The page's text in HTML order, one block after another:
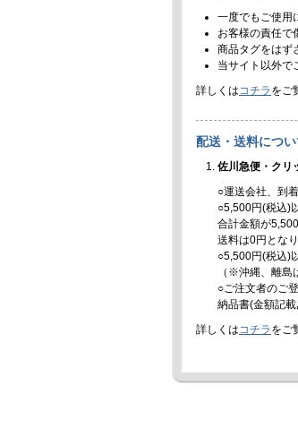
一度でもご使用
お客様の責任で
商品タグをはず
当サイト以外で
詳しくは コチラ をご
配送・送料につい
佐川急便・クリ
○運送会社、到
○5,500円(税込)
合計金額が
送料は0円となり
○5,500円(税込)
（※沖縄、離島
○ご注文者のご
納品書(金額記
詳しくは コチラ をご